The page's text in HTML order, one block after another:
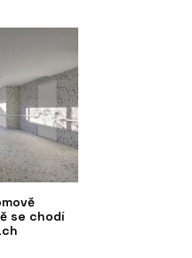
se chodí